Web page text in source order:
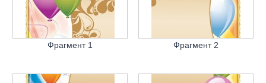
Фрагмент 1 Фрагмент 2